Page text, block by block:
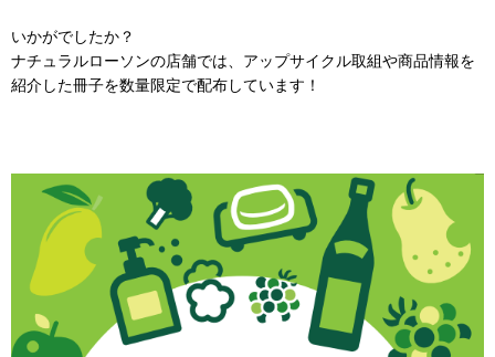
いかがでしたか？
ナチュラルローソンの店舗では、アップサイクル取組や商品情報を
紹介した冊子を数量限定で配布しています！